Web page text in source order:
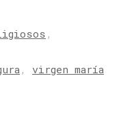
,
, virgen maría